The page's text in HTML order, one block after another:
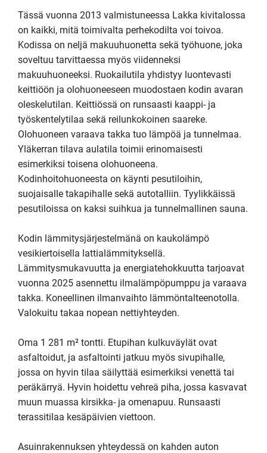
Tässä vuonna 2013 valmistuneessa Lakka kivitalossa
on kaikki, mitä toimivalta perhekodilta voi toivoa.
Kodissa on neljä makuuhuonetta sekä työhuone, joka
soveltuu tarvittaessa myös viidenneksi
makuuhuoneeksi. Ruokailutila yhdistyy luontevasti
keittiöön ja olohuoneeseen muodostaen kodin avaran
oleskelutilan. Keittiössä on runsaasti kaappi- ja
työskentelytilaa sekä reilunkokoinen saareke.
Olohuoneen varaava takka tuo lämpöä ja tunnelmaa.
Yläkerran tilava aulatila toimii erinomaisesti
esimerkiksi toisena olohuoneena.
Kodinhoitohuoneesta on käynti pesutiloihin,
suojaisalle takapihalle sekä autotalliin. Tyylikkäissä
pesutiloissa on kaksi suihkua ja tunnelmallinen sauna.
Kodin lämmitysjärjestelmänä on kaukolämpö
vesikiertoisella lattialämmityksellä.
Lämmitysmukavuutta ja energiatehokkuutta tarjoavat
vuonna 2025 asennettu ilmalämpöpumppu ja varaava
takka. Koneellinen ilmanvaihto lämmöntalteenotolla.
Valokuitu takaa nopean nettiyhteyden.
Oma 1 281 m² tontti. Etupihan kulkuväylät ovat
asfaltoidut, ja asfaltointi jatkuu myös sivupihalle,
jossa on hyvin tilaa säilyttää esimerkiksi venettä tai
peräkärryä. Hyvin hoidettu vehreä piha, jossa kasvavat
muun muassa kirsikka- ja omenapuu. Runsaasti
terassitilaa kesäpäivien viettoon.
Asuinrakennuksen yhteydessä on kahden auton